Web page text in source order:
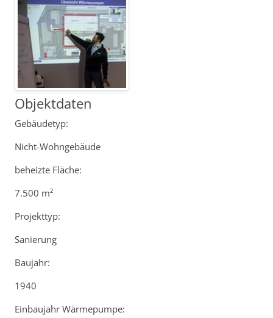
Objektdaten
Gebäudetyp:
Nicht-Wohngebäude
beheizte Fläche:
7.500 m²
Projekttyp:
Sanierung
Baujahr:
1940
Einbaujahr Wärmepumpe: